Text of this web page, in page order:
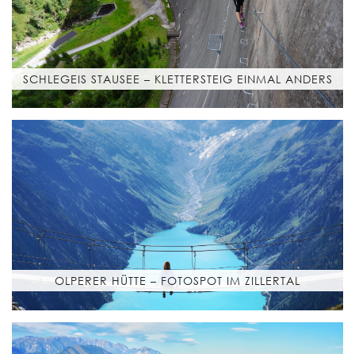
SCHLEGEIS STAUSEE – KLETTERSTEIG EINMAL ANDERS
OLPERER HÜTTE – FOTOSPOT IM ZILLERTAL